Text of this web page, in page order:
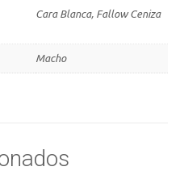
Cara Blanca, Fallow Ceniza
Macho